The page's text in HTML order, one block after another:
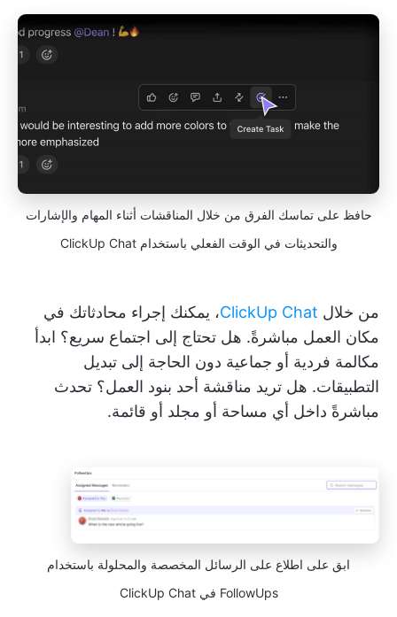
حافظ على تماسك الفرق من خلال المناقشات أثناء المهام والإشارات
والتحديثات في الوقت الفعلي باستخدام ClickUp Chat
من خلال ClickUp Chat، يمكنك إجراء محادثاتك في
مكان العمل مباشرةً. هل تحتاج إلى اجتماع سريع؟ ابدأ
مكالمة فردية أو جماعية دون الحاجة إلى تبديل
التطبيقات. هل تريد مناقشة أحد بنود العمل؟ تحدث
مباشرةً داخل أي مساحة أو مجلد أو قائمة.
ابق على اطلاع على الرسائل المخصصة والمحلولة باستخدام
FollowUps في ClickUp Chat